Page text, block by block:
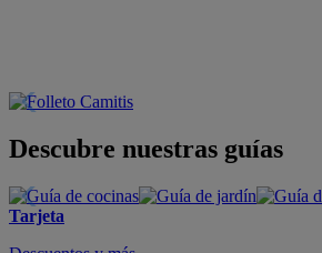
Descubre nuestras guías
Tarjeta